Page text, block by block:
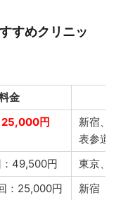
すめクリニッ
金
25,000円
新宿、
表参道
：49,500円
東京、
：25,000円
新宿